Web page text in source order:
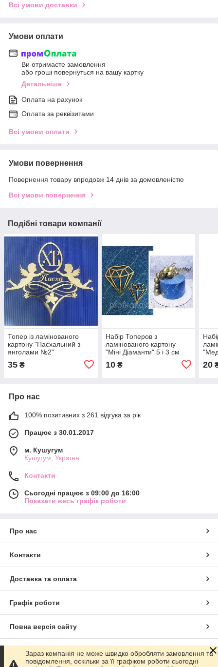
Всі умови доставки
Умови оплати
Ви отримаєте замовлення
або гроші повернуться на вашу картку
Детальніше
Оплата на рахунок
Оплата за реквізитами
Всі умови оплати
Умови повернення
Повернення товару впродовж 14 днів за домовленістю
Всі умови повернення
Подібні товари компанії
Топер із ламінованого
картону "Пасхальний з
янголами №2"
35 ₴
Набір Топеров з
ламінованого картону
"Міні Діаманти" 5 і 3 см
10₴ 20
Про нас
100% позитивних з 261 відгука за рік
Працює з 30.01.2017
м. Кушугум
Кушугум, Україна
Контакти
Сьогодні працює з 09:00 до 16:00
Показати весь графік роботи
Про нас
Контакти
Доставка та оплата
Графік роботи
Повна версія сайту
Сайт створено на маркетплейсі Prom.ua
Зараз компанія не може швидко обробляти замовлення та
повідомлення, оскільки за її графіком роботи сьогодні